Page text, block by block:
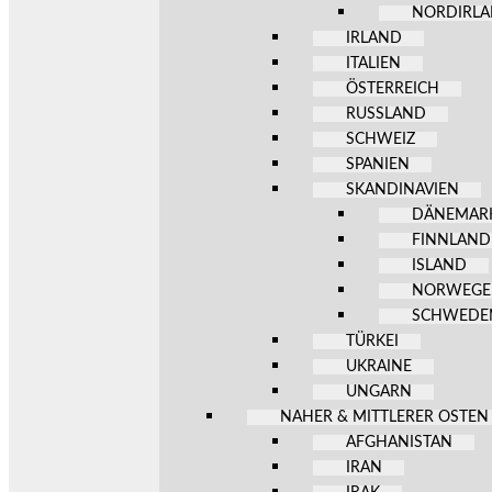
IRLAND
ITALIEN
ÖSTERREICH
RUSSLAND
SCHWEIZ
SPANIEN
SKANDINAVIEN
FINNLAND
ISLAND
TÜRKEI
UKRAINE
UNGARN
NAHER & MITTLERER OSTEN
AFGHANISTAN
IRAN